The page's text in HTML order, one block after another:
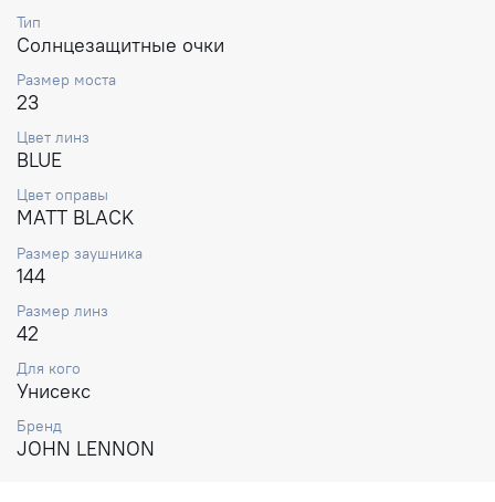
Тип
Солнцезащитные очки
Размер моста
23
Цвет линз
BLUE
Цвет оправы
MATT BLACK
Размер заушника
144
Размер линз
42
Для кого
Унисекс
Бренд
JOHN LENNON